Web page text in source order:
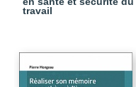
travail